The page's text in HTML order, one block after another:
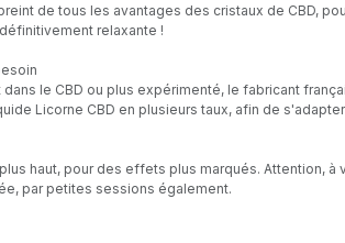
de tous les avantages des cristaux de CBD,
relaxante !
le CBD ou plus expérimenté, le fabricant
Licorne CBD en plusieurs taux, afin de
haut, pour des effets plus marqués. Attention, à
par petites sessions également.